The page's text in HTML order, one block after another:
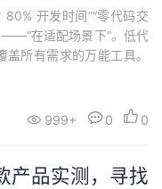
80% 开发时间”“零代码交
——“在适配场景下”。低代
所有需求的万能工具。
星图云开发者平台（中科
开实测。结果显示：脱离
999+ 0 0
产品实测，寻找